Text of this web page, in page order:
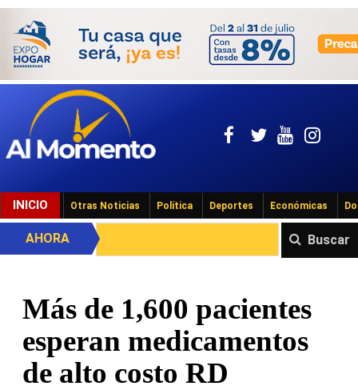
INICIO Otras Noticias Política Deportes Económicas
Buscar
AHORA
Más de 1,600 pacientes
esperan medicamentos
de alto costo RD